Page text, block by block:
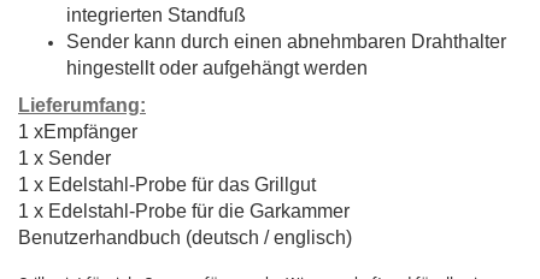
integrierten Standfuß
Sender kann durch einen abnehmbaren Drahthalter
hingestellt oder aufgehängt werden
Lieferumfang:
1 xEmpfänger
1 x Sender
1 x Edelstahl-Probe für das Grillgut
1 x Edelstahl-Probe für die Garkammer
Benutzerhandbuch (deutsch / englisch)